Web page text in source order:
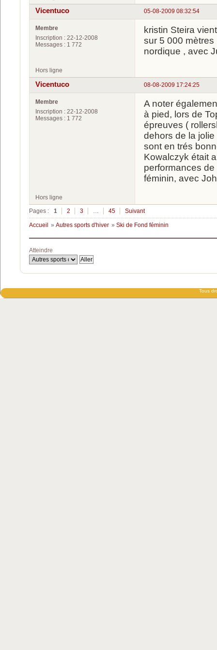
05-08-2009 08:32:54
Vicentuco
Membre
Inscription : 22-12-2008
Messages : 1 772
kristin Steira
sur 5 000
nordique , avec
Hors ligne
08-08-2009 17:24:25
Vicentuco
Membre
Inscription : 22-12-2008
Messages : 1 772
A noter
à pied, lors de
épreuves (
dehors de la
sont en trés
Kowalczyk était
performances
féminin, avec
Hors ligne
Pages :
1 2 3 45 Suivant
Accueil » Autres sports d'hiver » Ski de Fond féminin
Atteindre
Tous